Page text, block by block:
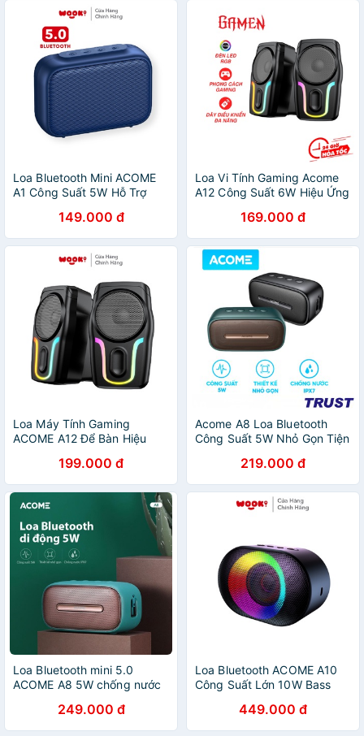
Loa Bluetooth Mini ACOME
A1 Công Suất 5W Hỗ Trợ
Thanh Vòm Âm Bass Hỗ Trợ
Thẻ Nhớ SD Và USB
149.000 đ
Loa Vi Tính Gaming Acome
A12 Công Suất 6W Hiệu Ứng
Chất Âm Chi Tiết Dây Điều
Khiển Đa Năng
169.000 đ
Loa Máy Tính Gaming
ACOME A12 Để Bàn Hiệu
Mạnh Dùng Cho PC Laptop
Bảo Hành Chính Hãng
199.000 đ
Acome A8 Loa Bluetooth
Công Suất 5W Nhỏ Gọn Tiện
Bluetooth 5.0 Chống Nước
IPX7 Hàng Chính Hãng
219.000 đ
Loa Bluetooth mini 5.0
ACOME A8 5W chống nước
SD cổng AUX True wireless
stereo - Chính hãng
249.000 đ
Loa Bluetooth ACOME A10
Công Suất Lớn 10W Bass
Chống Nước Âm Thanh Chất
Lượng Cao
449.000 đ